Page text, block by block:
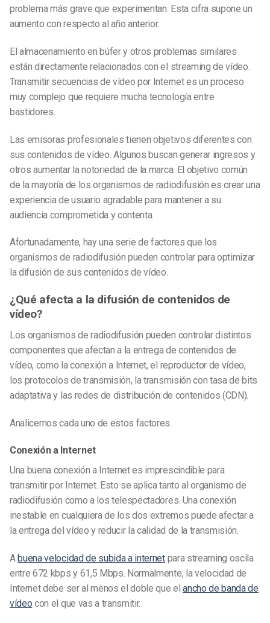
problema más grave que experimentan. Esta cifra supone un
aumento con respecto al año anterior.
El almacenamiento en búfer y otros problemas similares
están directamente relacionados con el streaming de vídeo.
Transmitir secuencias de vídeo por Internet es un proceso
muy complejo que requiere mucha tecnología entre
bastidores.
Las emisoras profesionales tienen objetivos diferentes con
sus contenidos de vídeo. Algunos buscan generar ingresos y
otros aumentar la notoriedad de la marca. El objetivo común
de la mayoría de los organismos de radiodifusión es crear una
experiencia de usuario agradable para mantener a su
audiencia comprometida y contenta.
Afortunadamente, hay una serie de factores que los
organismos de radiodifusión pueden controlar para optimizar
la difusión de sus contenidos de vídeo.
¿Qué afecta a la difusión de contenidos de
vídeo?
Los organismos de radiodifusión pueden controlar distintos
componentes que afectan a la entrega de contenidos de
vídeo, como la conexión a Internet, el reproductor de vídeo,
los protocolos de transmisión, la transmisión con tasa de bits
adaptativa y las redes de distribución de contenidos (CDN).
Analicemos cada uno de estos factores.
Conexión a Internet
Una buena conexión a Internet es imprescindible para
transmitir por Internet. Esto se aplica tanto al organismo de
radiodifusión como a los telespectadores. Una conexión
inestable en cualquiera de los dos extremos puede afectar a
la entrega del vídeo y reducir la calidad de la transmisión.
A buena velocidad de subida a internetpara streaming oscila
entre 672 kbps y 61,5 Mbps. Normalmente, la velocidad de
Internet debe ser al menos el doble que elancho de banda de
vídeo con el que vas a transmitir.